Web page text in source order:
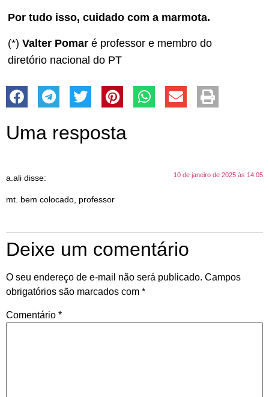
Por tudo isso, cuidado com a marmota.
(*) Valter Pomar é professor e membro do
diretório nacional do PT
Uma resposta
a.ali disse: 10 de janeiro de 2025 às 14:05
mt. bem colocado, professor
Deixe um comentário
O seu endereço de e-mail não será publicado. Campos
obrigatórios são marcados com *
Comentário *